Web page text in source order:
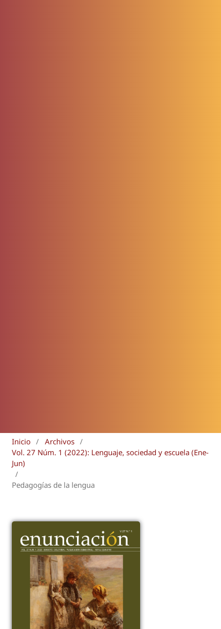
Inicio / Archivos /
Vol. 27 Núm. 1 (2022): Lenguaje, sociedad y escuela (Ene-
Jun)
/
Pedagogías de la lengua